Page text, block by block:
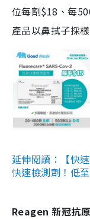
位每劑$18、每
產品以鼻拭子採
延伸閱讀：【快
快速檢測劑！低
Reagen 新冠抗